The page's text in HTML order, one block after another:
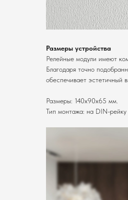
Размеры устройства
Релейные модули имеют
Благодаря точно
обеспечивает эстетичный
Размеры: 140x90x65 мм.
Тип монтажа: на DIN-рейку